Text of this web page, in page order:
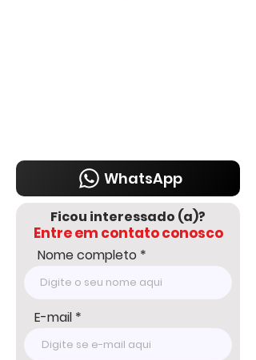
WhatsApp
Ficou interessado (a)?
Entre em contato conosco
Nome completo
E-mail